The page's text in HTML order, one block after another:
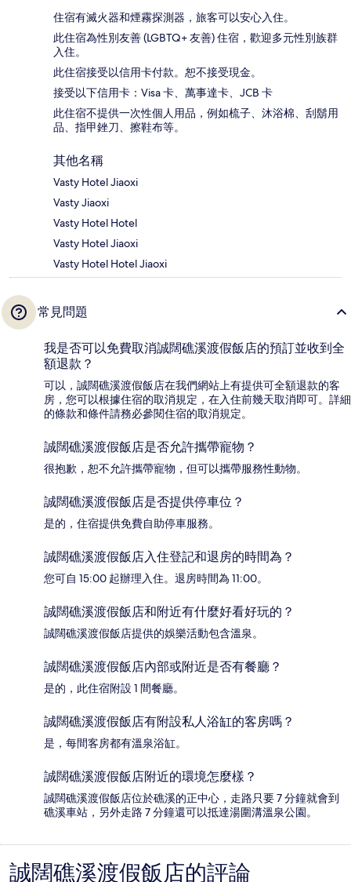
住宿有滅火器和煙霧探測器，旅客可以安心入住。
此住宿為性別友善 (LGBTQ+ 友善) 住宿，歡迎多元性別族群
入住。
此住宿接受以信用卡付款。恕不接受現金。
接受以下信用卡：Visa 卡、萬事達卡、JCB 卡
此住宿不提供一次性個人用品，例如梳子、沐浴棉、刮鬍用
品、指甲銼刀、擦鞋布等。
其他名稱
Vasty Hotel Jiaoxi
Vasty Jiaoxi
Vasty Hotel Hotel
Vasty Hotel Jiaoxi
Vasty Hotel Hotel Jiaoxi
常見問題
我是否可以免費取消誠闊礁溪渡假飯店的預訂並收到全
額退款？
可以，誠闊礁溪渡假飯店在我們網站上有提供可全額退款的客
房，您可以根據住宿的取消規定，在入住前幾天取消即可。詳細
的條款和條件請務必參閱住宿的取消規定。
誠闊礁溪渡假飯店是否允許攜帶寵物？
很抱歉，恕不允許攜帶寵物，但可以攜帶服務性動物。
誠闊礁溪渡假飯店是否提供停車位？
是的，住宿提供免費自助停車服務。
誠闊礁溪渡假飯店入住登記和退房的時間為？
您可自 15:00 起辦理入住。退房時間為 11:00。
誠闊礁溪渡假飯店和附近有什麼好看好玩的？
誠闊礁溪渡假飯店提供的娛樂活動包含溫泉。
誠闊礁溪渡假飯店內部或附近是否有餐廳？
是的，此住宿附設 1 間餐廳。
誠闊礁溪渡假飯店有附設私人浴缸的客房嗎？
是，每間客房都有溫泉浴缸。
誠闊礁溪渡假飯店附近的環境怎麼樣？
誠闊礁溪渡假飯店位於礁溪的正中心，走路只要 7 分鐘就會到
礁溪車站，另外走路 7 分鐘還可以抵達湯圍溝溫泉公園。
評
誠闊礁溪渡假飯店的評論